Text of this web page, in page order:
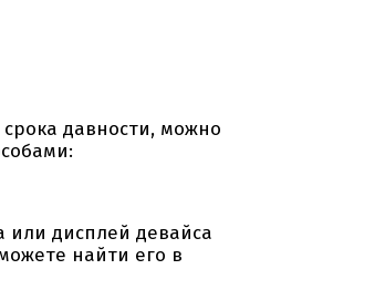
давности, можно
дисплей девайса
найти его в